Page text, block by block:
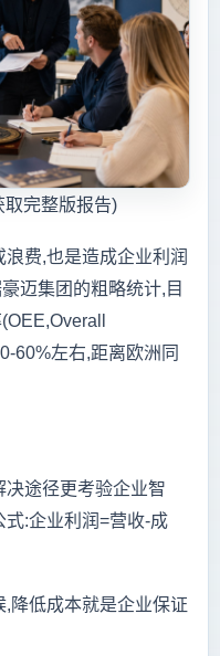
取完整版报告)
费,也是造成企业利润
迈集团的粗略统计,目
60%左右,距离欧洲同
途径更考验企业智
:企业利润=营收-成
降低成本就是企业保证